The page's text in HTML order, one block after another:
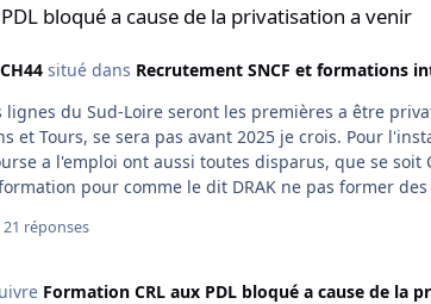
bloqué a cause de la privatisation a venir
CH44situé dans Recrutement SNCF et formations
lignes du Sud-Loire seront les premières a être
avant 2025 je crois. Pour l'instant, ce ne sont que des bruits de couloir, mais
ont aussi toutes disparus, que se soit CRL ou CRML.... Et peux
pour comme le dit DRAK ne pas former
remporte le marché on peux en former d'autre,
ne pourrais pas me lâché avant un
21 réponses
Formation CRL aux PDL bloqué a cause de la